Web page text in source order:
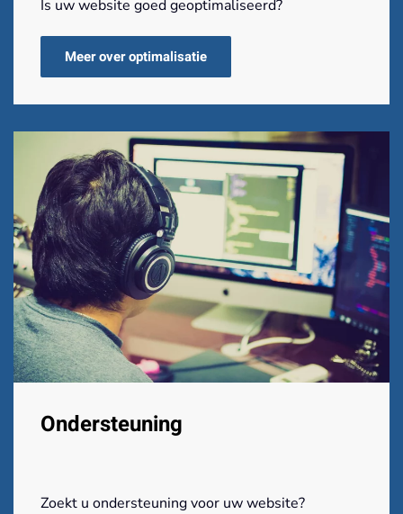
Is uw website goed geoptimaliseerd?
Meer over optimalisatie
Ondersteuning
Zoekt u ondersteuning voor uw website?